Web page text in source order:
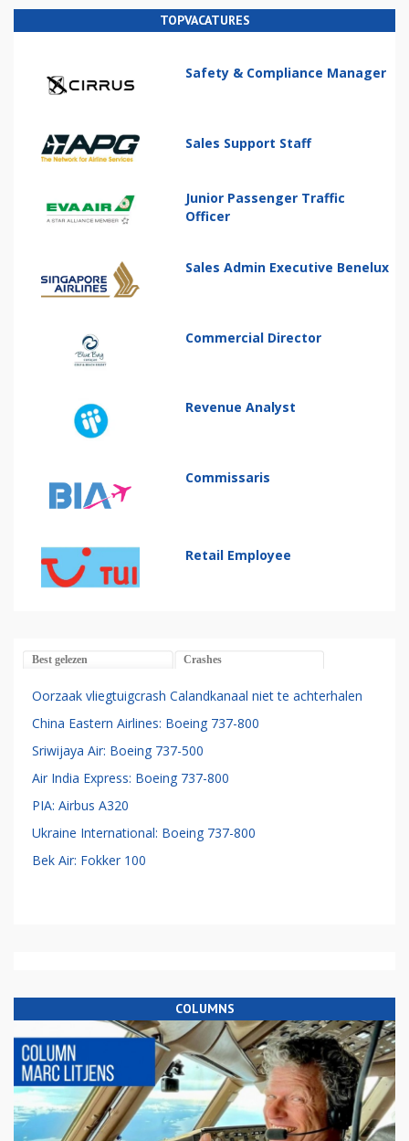
TOPVACATURES
Safety & Compliance Manager
Sales Support Staff
Junior Passenger Traffic
Officer
Sales Admin Executive Benelux
Commercial Director
Revenue Analyst
Commissaris
Retail Employee
Best gelezen Crashes
Oorzaak vliegtuigcrash Calandkanaal niet te achterhalen
China Eastern Airlines: Boeing 737-800
Sriwijaya Air: Boeing 737-500
Air India Express: Boeing 737-800
PIA: Airbus A320
Ukraine International: Boeing 737-800
Bek Air: Fokker 100
COLUMNS